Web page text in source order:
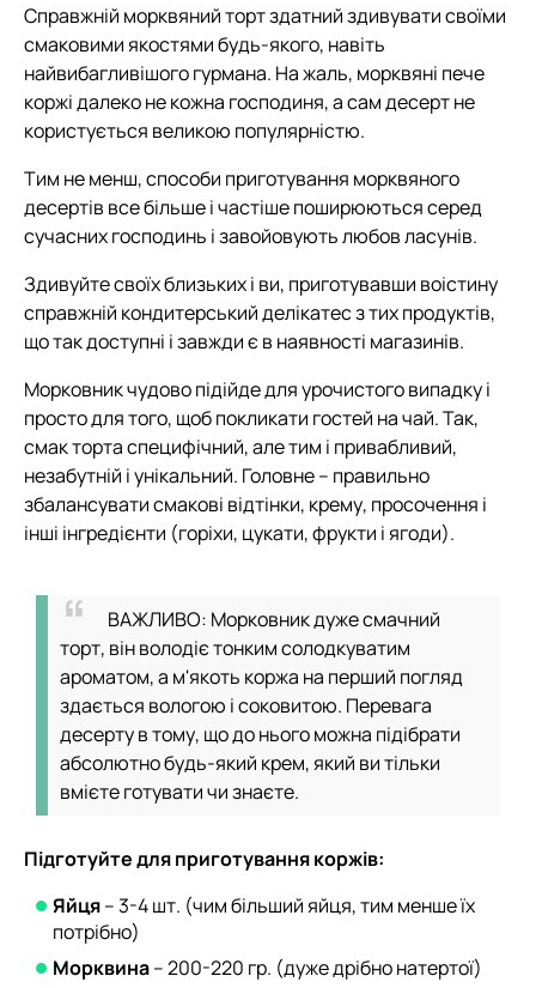
Справжній морквяний торт здатний здивувати своїми
смаковими якостями будь-якого, навіть
найвибагливішого гурмана. На жаль, морквяні пече
коржі далеко не кожна господиня, а сам десерт не
користується великою популярністю.
Тим не менш, способи приготування морквяного
десертів все більше і частіше поширюються серед
сучасних господинь і завойовують любов ласунів.
Здивуйте своїх близьких і ви, приготувавши воістину
справжній кондитерський делікатес з тих продуктів,
що так доступні і завжди є в наявності магазинів.
Морковник чудово підійде для урочистого випадку і
просто для того, щоб покликати гостей на чай. Так,
смак торта специфічний, але тим і привабливий,
незабутній і унікальний. Головне – правильно
збалансувати смакові відтінки, крему, просочення і
інші інгредієнти (горіхи, цукати, фрукти і ягоди).
ВАЖЛИВО: Морковник дуже смачний
торт, він володіє тонким солодкуватим
ароматом, а м'якоть коржа на перший погляд
здається вологою і соковитою. Перевага
десерту в тому, що до нього можна підібрати
абсолютно будь-який крем, який ви тільки
вмієте готувати чи знаєте.
Підготуйте для приготування коржів:
Яйця– 3-4 шт. (чим більший яйця, тим менше їх
потрібно)
Морквина– 200-220 гр. (дуже дрібно натертої)